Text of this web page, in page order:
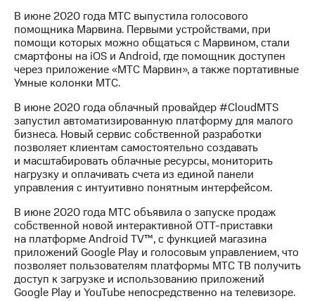
В июне 2020 года МТС выпустила голосового
помощника Марвина. Первыми устройствами, при
помощи которых можно общаться с Марвином, стали
смартфоны на iOS и Android, где помощник доступен
через приложение «МТС Марвин», а также портативные
Умные колонки МТС.
В июне 2020 года облачный провайдер #CloudМТS
запустил автоматизированную платформу для малого
бизнеса. Новый сервис собственной разработки
позволяет клиентам самостоятельно создавать
и масштабировать облачные ресурсы, мониторить
нагрузку и оплачивать счета из единой панели
управления c интуитивно понятным интерфейсом.
В июне 2020 года МТС объявила о запуске продаж
собственной новой интерактивной ОТТ-приставки
на платформе Android TV™, с функцией магазина
приложений Google Play и голосовым управлением, что
позволяет пользователям платформы МТС ТВ получить
доступ к загрузке и использованию приложений
Google Play и YouTube непосредственно на телевизоре.